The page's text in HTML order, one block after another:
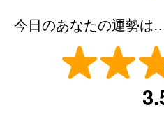
今日のあなたの運勢は